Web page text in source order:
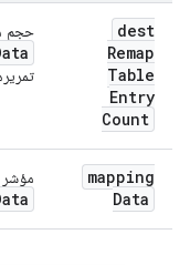
dest
Remap
Table
Entry
Count
حجم
mapping
Data
مؤشر